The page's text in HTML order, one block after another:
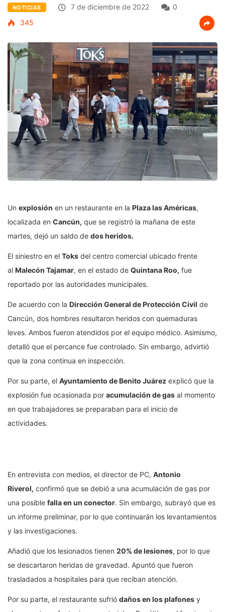
NOTICIAS 7 de diciembre de 2022
0
345
Un explosión en un restaurante en la Plaza las Américas,
localizada en Cancún, que se registró la mañana de este
martes, dejó un saldo de dos heridos.
El siniestro en el Toks del centro comercial ubicado frente
al Malecón Tajamar, en el estado de Quintana Roo, fue
reportado por las autoridades municipales.
De acuerdo con la Dirección General de Protección Civil de
Cancún, dos hombres resultaron heridos con quemaduras
leves. Ambos fueron atendidos por el equipo médico. Asimismo,
detalló que el percance fue controlado. Sin embargo, advirtió
que la zona continua en inspección.
Por su parte, el Ayuntamiento de Benito Juárez explicó que la
explosión fue ocasionada por acumulación de gas al momento
en que trabajadores se preparaban para el inicio de
actividades.
En entrevista con medios, el director de PC, Antonio
Riverol, confirmó que se debió a una acumulación de gas por
una posible falla en un conector. Sin embargo, subrayó que es
un informe preliminar, por lo que continuarán los levantamientos
y las investigaciones.
Añadió que los lesionados tienen 20% de lesiones, por lo que
se descartaron heridas de gravedad. Apuntó que fueron
trasladados a hospitales para que reciban atención.
Por su parte, el restaurante sufrió daños en los plafones y